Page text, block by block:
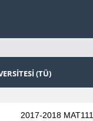
(TÜ)
2017-2018 MAT111